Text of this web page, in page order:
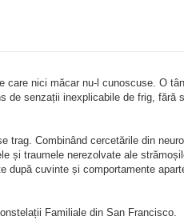
nici măcar nu-l cunoscuse. O
de senzații inexplicabile de frig, fără
trag. Combinând cercetările din
și traumele nerezolvate ale
cuvinte și comportamente
Familiale din San Francisco.